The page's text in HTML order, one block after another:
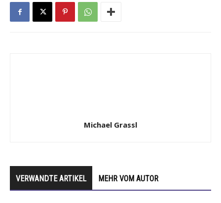
Michael Grassl
VERWANDTE ARTIKEL MEHR VOM AUTOR